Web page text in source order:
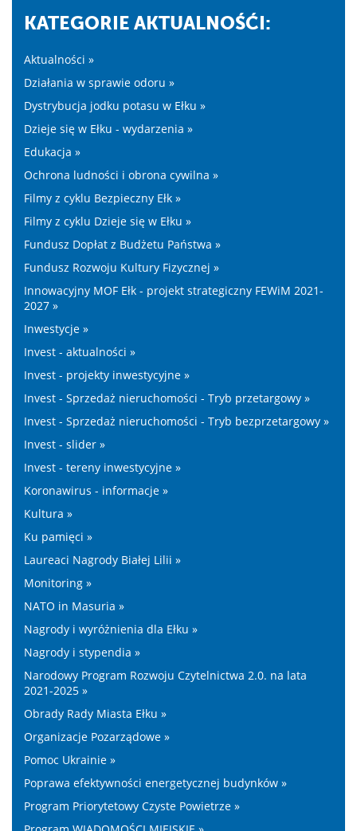
KATEGORIE AKTUALNOŚĆI:
Aktualności »
Działania w sprawie odoru »
Dystrybucja jodku potasu w Ełku »
Dzieje się w Ełku - wydarzenia »
Edukacja »
Ochrona ludności i obrona cywilna »
Filmy z cyklu Bezpieczny Ełk »
Filmy z cyklu Dzieje się w Ełku »
Fundusz Dopłat z Budżetu Państwa »
Fundusz Rozwoju Kultury Fizycznej »
Innowacyjny MOF Ełk - projekt strategiczny FEWiM 2021-
2027 »
Inwestycje »
Invest - aktualności »
Invest - projekty inwestycyjne »
Invest - Sprzedaż nieruchomości - Tryb przetargowy »
Invest - Sprzedaż nieruchomości - Tryb bezprzetargowy »
Invest - slider »
Invest - tereny inwestycyjne »
Koronawirus - informacje »
Kultura »
Ku pamięci »
Laureaci Nagrody Białej Lilii »
Monitoring »
NATO in Masuria »
Nagrody i wyróżnienia dla Ełku »
Nagrody i stypendia »
Narodowy Program Rozwoju Czytelnictwa 2.0. na lata
2021-2025 »
Obrady Rady Miasta Ełku »
Organizacje Pozarządowe »
Pomoc Ukrainie »
Poprawa efektywności energetycznej budynków »
Program Priorytetowy Czyste Powietrze »